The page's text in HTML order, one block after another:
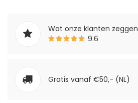
Wat onze klanten zeggen
9.6
Gratis vanaf €50,- (NL)